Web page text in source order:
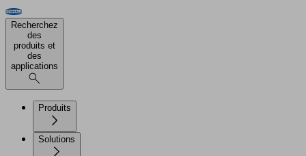
Recherchez
des
produits et
des
applications
Produits
Solutions